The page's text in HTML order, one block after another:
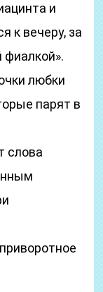
и
к вечеру, за
фиалкой».
любки
парят в
слова